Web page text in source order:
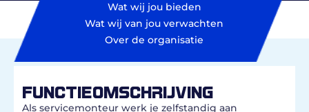
Wat wij jou bieden
Wat wij van jou verwachten
Over de organisatie
FUNCTIEOMSCHRIJVING
Als servicemonteur werk je zelfstandig aan